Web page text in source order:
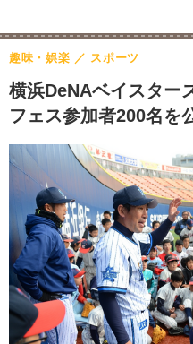
横浜DeNAベイスター
フェス参加者200名を
趣味・娯楽 スポーツ